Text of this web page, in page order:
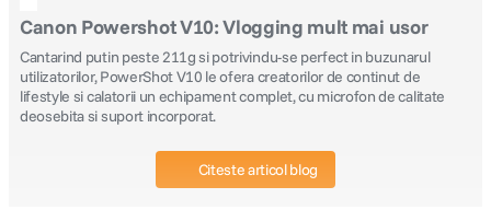
Canon Powershot V10: Vlogging mult mai usor
Cantarind putin peste 211g si potrivindu-se perfect in buzunarul
utilizatorilor, PowerShot V10 le ofera creatorilor de continut de
lifestyle si calatorii un echipament complet, cu microfon de calitate
deosebita si suport incorporat.
Citeste articol blog